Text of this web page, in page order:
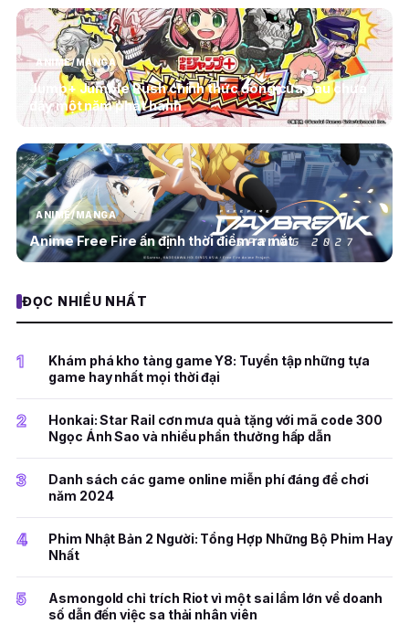
ANIME/MANGA
Jump+ Jumble Rush chính thức đóng cửa sau chưa
đầy một năm phát hành
ANIME/MANGA
Anime Free Fire ấn định thời điểm ra mắt
ĐỌC NHIỀU NHẤT
1
Khám phá kho tàng game Y8: Tuyển tập những tựa
game hay nhất mọi thời đại
2
Honkai: Star Rail cơn mưa quà tặng với mã code 300
Ngọc Ánh Sao và nhiều phần thưởng hấp dẫn
3
Danh sách các game online miễn phí đáng để chơi
năm 2024
4
Phim Nhật Bản 2 Người: Tổng Hợp Những Bộ Phim Hay
Nhất
5
Asmongold chỉ trích Riot vì một sai lầm lớn về doanh
số dẫn đến việc sa thải nhân viên